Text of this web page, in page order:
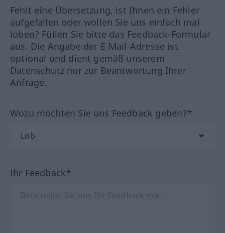
Fehlt eine Übersetzung, ist Ihnen ein Fehler
aufgefallen oder wollen Sie uns einfach mal
loben? Füllen Sie bitte das Feedback-Formular
aus. Die Angabe der E-Mail-Adresse ist
optional und dient gemäß unserem
Datenschutz nur zur Beantwortung Ihrer
Anfrage.
Wozu möchten Sie uns Feedback geben?*
Ihr Feedback*